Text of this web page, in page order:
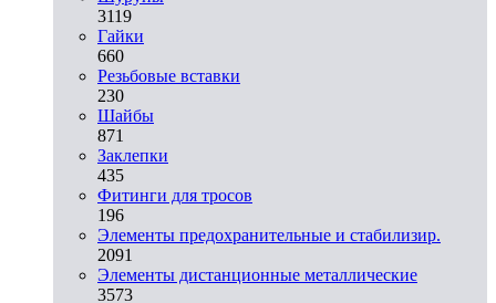
3119
Гайки
660
Резьбовые вставки
230
Шайбы
871
Заклепки
435
Фитинги для тросов
196
Элементы предохранительные и стабилизир.
2091
Элементы дистанционные металлические
3573